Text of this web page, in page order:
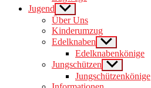
Jugend Show
sub
menu
Über Uns
Kinderumzug
Edelknaben Show
sub
menu
Edelknabenkönige
Jungschützen Show
sub
menu
Jungschützenkönige